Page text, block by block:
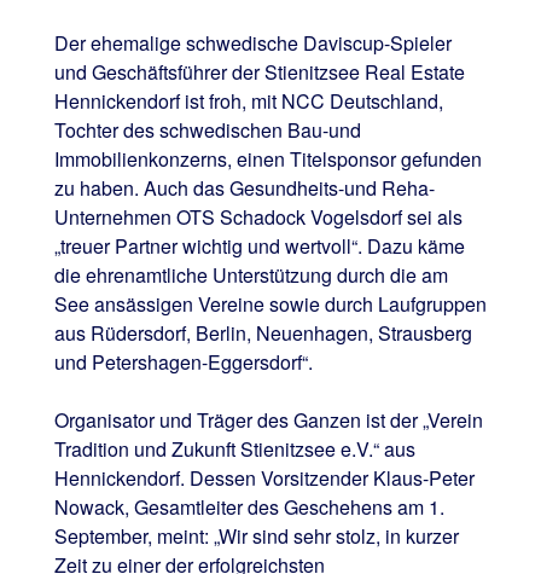
Der ehemalige schwedische Daviscup-Spieler
und Geschäftsführer der Stienitzsee Real Estate
Hennickendorf ist froh, mit NCC Deutschland,
Tochter des schwedischen Bau-und
Immobilienkonzerns, einen Titelsponsor gefunden
zu haben. Auch das Gesundheits-und Reha-
Unternehmen OTS Schadock Vogelsdorf sei als
„treuer Partner wichtig und wertvoll“. Dazu käme
die ehrenamtliche Unterstützung durch die am
See ansässigen Vereine sowie durch Laufgruppen
aus Rüdersdorf, Berlin, Neuenhagen, Strausberg
und Petershagen-Eggersdorf“.
Organisator und Träger des Ganzen ist der „Verein
Tradition und Zukunft Stienitzsee e.V.“ aus
Hennickendorf. Dessen Vorsitzender Klaus-Peter
Nowack, Gesamtleiter des Geschehens am 1.
September, meint: „Wir sind sehr stolz, in kurzer
Zeit zu einer der erfolgreichsten